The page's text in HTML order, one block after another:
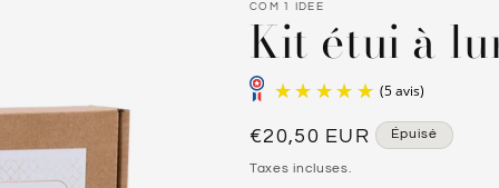
COM 1 IDEE
Kit étui à
Prix
habituel
€20,50 EUR Épuisé
Taxes incluses.